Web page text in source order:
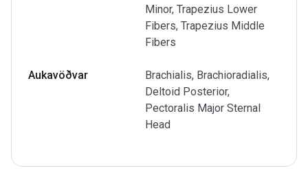
Minor, Trapezius Lower
Fibers, Trapezius Middle
Fibers
Aukavöðvar
Brachialis, Brachioradialis,
Deltoid Posterior,
Pectoralis Major Sternal
Head